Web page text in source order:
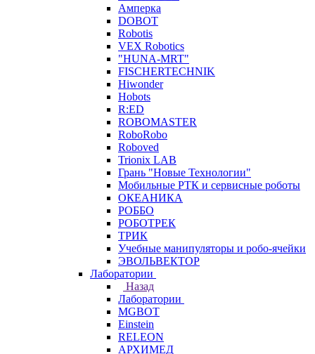
Амперка
DOBOT
Robotis
VEX Robotics
"HUNA-MRT"
FISCHERTECHNIK
Hiwonder
Hobots
R:ED
ROBOMASTER
RoboRobo
Roboved
Trionix LAB
Грань "Новые Технологии"
Мобильные РТК и сервисные роботы
ОКЕАНИКА
РОББО
РОБОТРЕК
ТРИК
Учебные манипуляторы и робо-ячейки
ЭВОЛЬВЕКТОР
Лаборатории
Назад
Лаборатории
MGBOT
Einstein
RELEON
АРХИМЕД